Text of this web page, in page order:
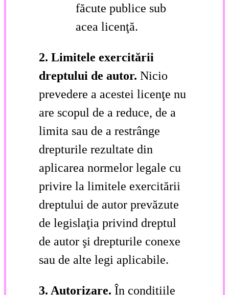
făcute publice sub
acea licenţă.
2. Limitele exercitării
dreptului de autor. Nicio
prevedere a acestei licenţe nu
are scopul de a reduce, de a
limita sau de a restrânge
drepturile rezultate din
aplicarea normelor legale cu
privire la limitele exercitării
dreptului de autor prevăzute
de legislaţia privind dreptul
de autor şi drepturile conexe
sau de alte legi aplicabile.
3. Autorizare. În condiţiile